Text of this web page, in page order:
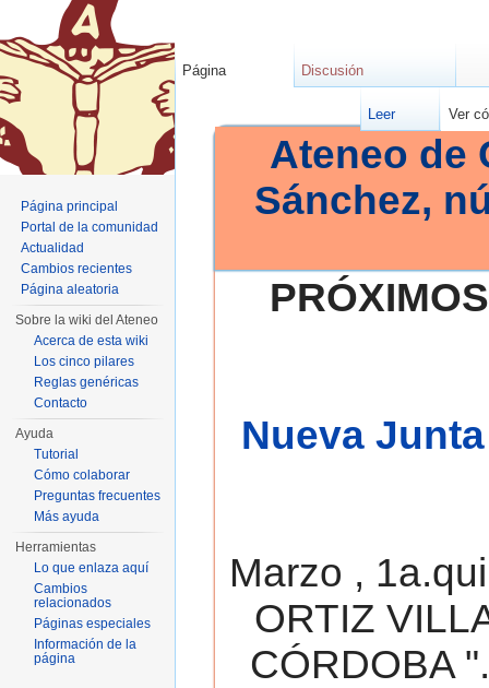
Ateneo de
Sánchez,
Nueva
Marzo ,
ORTIZ
CÓRDOBA
Página Discusión
Leer Ver
Página principal
Portal de la comunidad
Actualidad
Cambios recientes
Página aleatoria
Sobre la wiki del Ateneo
Acerca de esta wiki
Los cinco pilares
Reglas genéricas
Contacto
Ayuda
Tutorial
Cómo colaborar
Preguntas frecuentes
Más ayuda
Herramientas
Lo que enlaza aquí
Cambios
relacionados
Páginas especiales
Información de la
página